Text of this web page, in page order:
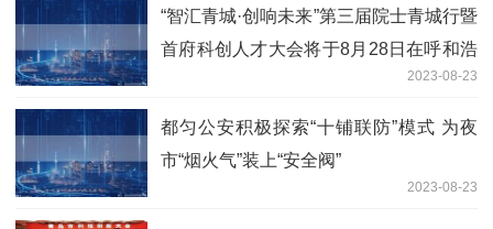
“智汇青城·创响未来”第三届院士青城行暨
首府科创人才大会将于8月28日在呼和浩
2023-08-23
都匀公安积极探索“十铺联防”模式 为夜
市“烟火气”装上“安全阀”
2023-08-23